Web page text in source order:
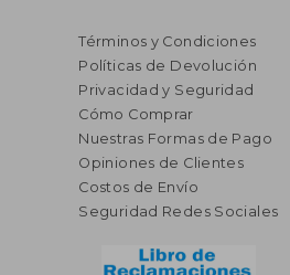
Términos y Condiciones
Políticas de Devolución
Privacidad y Seguridad
Cómo Comprar
Nuestras Formas de Pago
Opiniones de Clientes
Costos de Envío
Seguridad Redes Sociales